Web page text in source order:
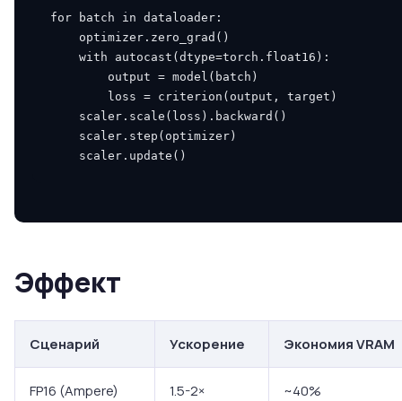
for batch in dataloader :
optimizer . zero_grad ()
with
autocast ( dtype=torch . float16 ):
output = model ( batch )
loss = criterion ( output , target )
scaler . scale ( loss ) . backward ()
scaler . step ( optimizer )
scaler . update ()
Эффект
Сценарий Ускорение Экономия VRAM
FP16 (Ampere) 1.5-2× ~40%